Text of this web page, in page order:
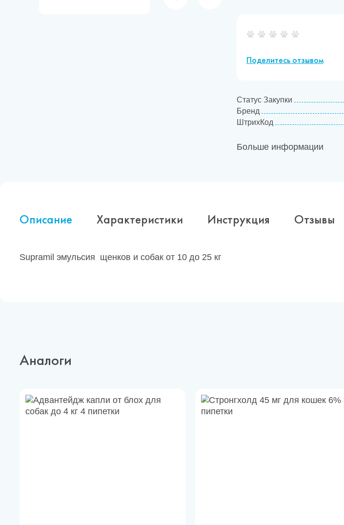
Поделитесь отзывом
Статус Закупки
Бренд
ШтрихКод
Больше информации
Описание Характеристики Инструкция Отзывы
Supramil эмульсия щенков и собак от 10 до 25 кг
Аналоги